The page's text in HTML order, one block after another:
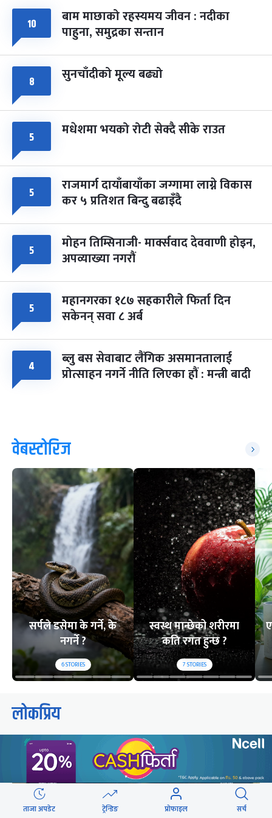
८ फागुपूर्णिमा
चैत्र ८, २०८३-Mar 22, 2027
७ महिना बाँकी
१० बाम माछाको रहस्यमय जीवन : नदीका
पाहुना, समुद्रका सन्तान
८ सुनचाँदीको मूल्य बढ्यो
५ मधेशमा भयको रोटी सेक्दै सीके राउत
५ राजमार्ग दायाँबायाँका जग्गामा लाग्ने विकास
कर ५ प्रतिशत बिन्दु बढाइँदै
५ मोहन तिम्सिनाजी- मार्क्सवाद देववाणी होइन,
अपव्याख्या नगरौं
५ महानगरका १८७ सहकारीले फिर्ता दिन
सकेनन् सवा ८ अर्ब
४ ब्लु बस सेवाबाट लैंगिक असमानतालाई
प्रोत्साहन नगर्ने नीति लिएका हौं : मन्त्री बादी
वेबस्टोरिज
सर्पले डसेमा के गर्ने, के
नगर्ने ?
6STORIES
स्वस्थ मान्छेको शरीरमा
कति रगत हुन्छ ?
7STORIES
लोकप्रिय
२४ घण्टा यो साता यो महिना
ताजा अपडेट ट्रेन्डिङ प्रोफाइल सर्च